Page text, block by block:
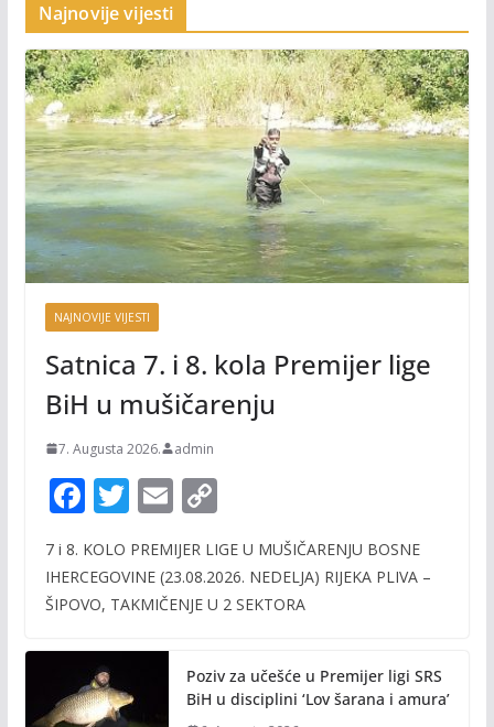
Najnovije vijesti
NAJNOVIJE VIJESTI
Satnica 7. i 8. kola Premijer lige
BiH u mušičarenju
7. Augusta 2026. admin
F
e
b
o
k
T
itt
er
E
ai
l
C
p
y
n
k
7 i 8. KOLO PREMIJER LIGE U MUŠIČARENJU BOSNE
IHERCEGOVINE (23.08.2026. NEDELJA) RIJEKA PLIVA –
ŠIPOVO, TAKMIČENJE U 2 SEKTORA
Poziv za učešće u Premijer ligi SRS
BiH u disciplini ‘Lov šarana i amura’